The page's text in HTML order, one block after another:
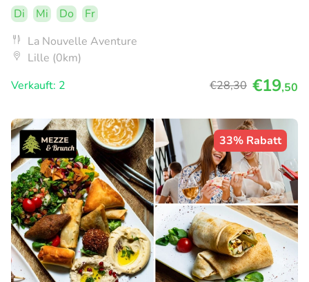
Di Mi Do
Fr
La Nouvelle Aventure
Lille (0km)
Verkauft: 2
€28,30 €19,50
33% Rabatt